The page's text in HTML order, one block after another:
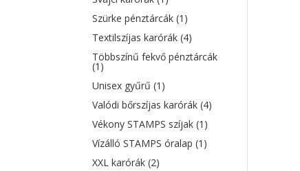
Szürke pénztárcák(1)
Textilszíjas karórák(4)
Többszínű fekvő pénztárcák
(1)
Unisex gyűrű(1)
Valódi bőrszíjas karórák(4)
Vékony STAMPS szíjak(1)
Vízálló STAMPS óralap(1)
XXL karórák(2)